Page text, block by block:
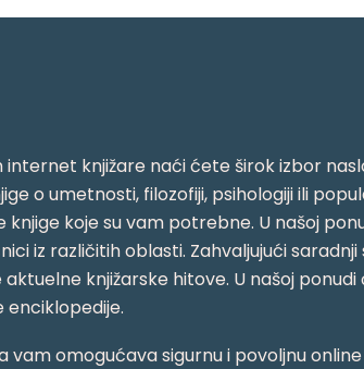
internet knjižare naći ćete širok izbor
o umetnosti, filozofiji, psihologiji ili
knjige koje su vam potrebne. U našoj
iz različitih oblasti. Zahvaljujući
aktuelne knjižarske hitove. U našoj
enciklopedije.
vam omogućava sigurnu i povoljnu